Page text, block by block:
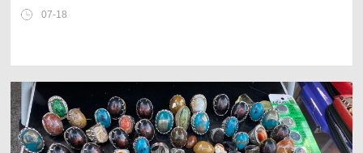
Kementerian Keuangan.
07-18